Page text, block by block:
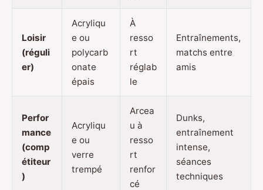
Loisir
(réguli
er)
Acryliqu
e ou
polycarb
onate
épais
À
resso
rt
réglab
le
Entraînements,
matchs entre
amis
Perfor
mance
(comp
étiteur
)
Acryliqu
e ou
verre
trempé
Arcea
u à
resso
rt
renfor
cé
Dunks,
entraînement
intense,
séances
techniques